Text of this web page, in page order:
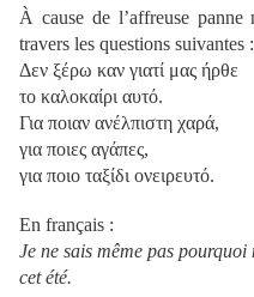
À cause de l’affreuse panne
travers les questions suivantes :
Δεν ξέρω καν γιατί μας ήρθε
το καλοκαίρι αυτό.
Για ποιαν ανέλπιστη χαρά,
για ποιες αγάπες,
για ποιο ταξίδι ονειρευτό.
En français :
Je ne sais même pas pourquoi
cet été.